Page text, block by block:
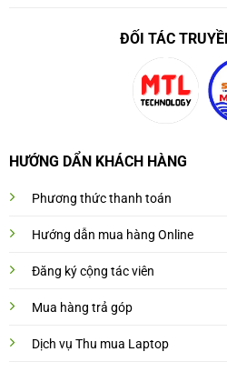
ĐỐI TÁC
HƯỚNG DẨN KHÁCH HÀNG
Phương thức thanh toán
Hướng dẫn mua hàng Online
Đăng ký cộng tác viên
Mua hàng trả góp
Dịch vụ Thu mua Laptop